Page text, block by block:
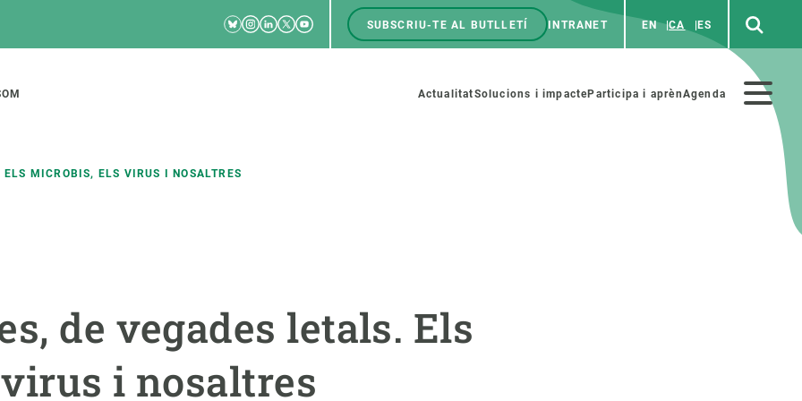
RRSS
Bluesky
Instagram
Linkedin
TwitterYoutube
Menú
SUBSCRIU-TE AL BUTLLETÍ INTRANET EN CA ES
Menú
ActualitatSolucions i impacteParticipa i aprènAgenda
ELS MICROBIS, ELS VIRUS I NOSALTRES
de vegades letals. Els
i nosaltres
ecosistemes
Solucions
Política i gestió
Oportunitats acadèmiques
Demana la teva beca ERC
Fes ciència amb nosaltres